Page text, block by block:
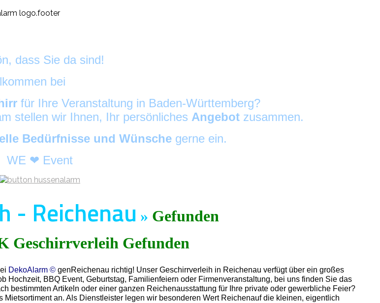
dass Sie da sind!
bei
für Ihre Veranstaltung in Baden-Württemberg?
stellen wir Ihnen, Ihr persönliches Angebot zusammen.
Bedürfnisse und Wünsche gerne ein.
WE ❤ Event
- Reichenau » Gefunden
DekoAlarm © genReichenau richtig! Unser Geschirrverleih in Reichenau verfügt über ein großes
Hochzeit, BBQ Event, Geburtstag, Familienfeiern oder Firmenveranstaltung, bei uns finden Sie das
bestimmten Artikeln oder einer ganzen Reichenausstattung für Ihre private oder gewerbliche Feier?
an. Als Dienstleister legen wir besonderen Wert Reichenauf die kleinen, eigentlich